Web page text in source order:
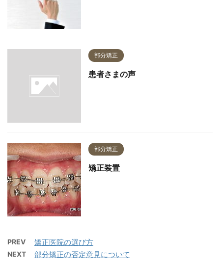
部分矯正
患者さまの声
部分矯正
矯正装置
PREV 矯正医院の選び方
NEXT 部分矯正の否定意見について